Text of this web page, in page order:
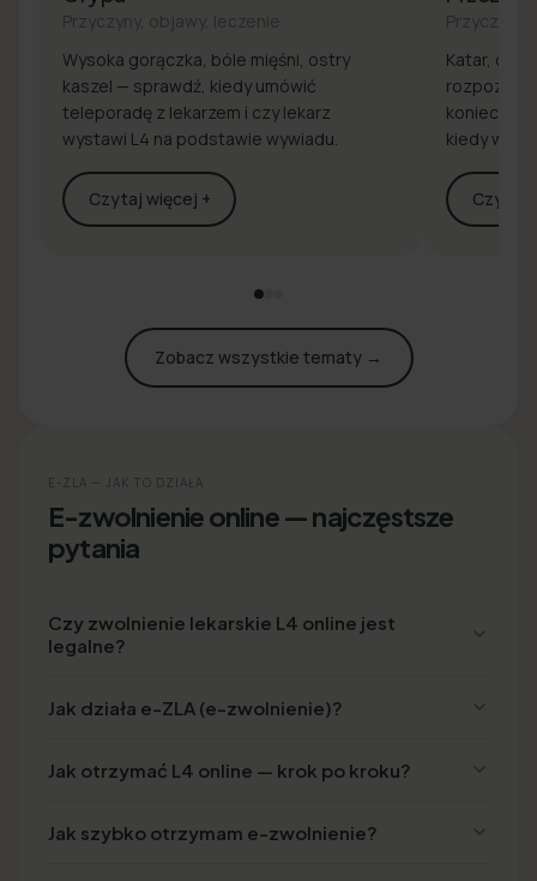
Przyczyny, objawy, leczenie
Wysoka gorączka, bóle mięśni, ostry
kaszel — sprawdź, kiedy umówić
teleporadę z lekarzem i czy lekarz
wystawi L4 na podstawie wywiadu.
Czytaj więcej +
Przyczyny,
Katar,
rozpoznaj
konieczna
kiedy
Czytaj
Zobacz wszystkie tematy →
E-ZLA — JAK TO DZIAŁA
E-zwolnienie online — najczęstsze
pytania
Czy zwolnienie lekarskie L4 online jest
legalne?
Jak działa e-ZLA (e-zwolnienie)?
Jak otrzymać L4 online — krok po kroku?
Jak szybko otrzymam e-zwolnienie?